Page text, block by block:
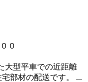
０
大型平車での近距離
部材の配送です。 ...